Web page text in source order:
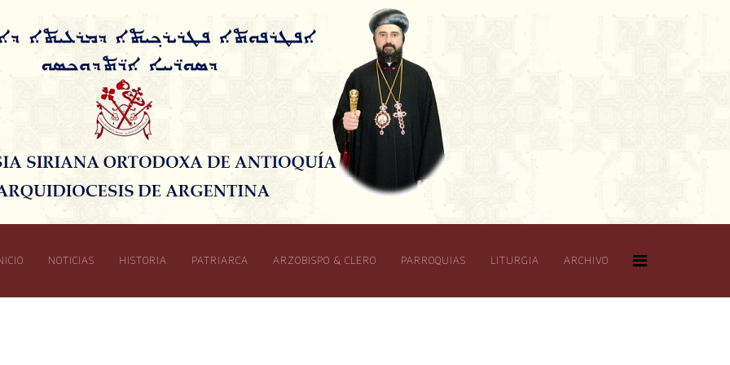
NOTICIAS HISTORIA PATRIARCA ARZOBISPO & CLERO PARROQUIAS LITURGIA ARCHIVO